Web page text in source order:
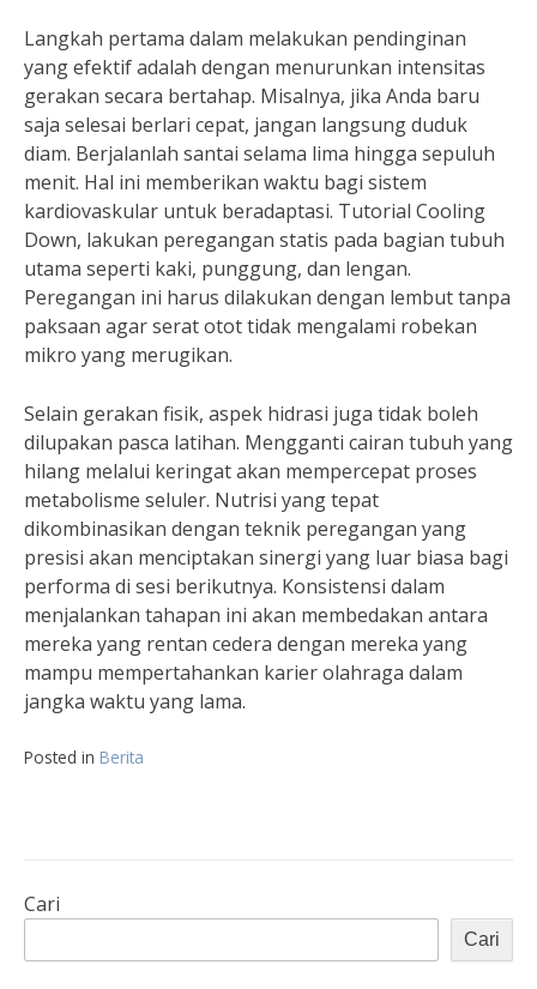
Langkah pertama dalam melakukan pendinginan
yang efektif adalah dengan menurunkan intensitas
gerakan secara bertahap. Misalnya, jika Anda baru
saja selesai berlari cepat, jangan langsung duduk
diam. Berjalanlah santai selama lima hingga sepuluh
menit. Hal ini memberikan waktu bagi sistem
kardiovaskular untuk beradaptasi. Tutorial Cooling
Down, lakukan peregangan statis pada bagian tubuh
utama seperti kaki, punggung, dan lengan.
Peregangan ini harus dilakukan dengan lembut tanpa
paksaan agar serat otot tidak mengalami robekan
mikro yang merugikan.
Selain gerakan fisik, aspek hidrasi juga tidak boleh
dilupakan pasca latihan. Mengganti cairan tubuh yang
hilang melalui keringat akan mempercepat proses
metabolisme seluler. Nutrisi yang tepat
dikombinasikan dengan teknik peregangan yang
presisi akan menciptakan sinergi yang luar biasa bagi
performa di sesi berikutnya. Konsistensi dalam
menjalankan tahapan ini akan membedakan antara
mereka yang rentan cedera dengan mereka yang
mampu mempertahankan karier olahraga dalam
jangka waktu yang lama.
Posted in Berita
Cari
Cari